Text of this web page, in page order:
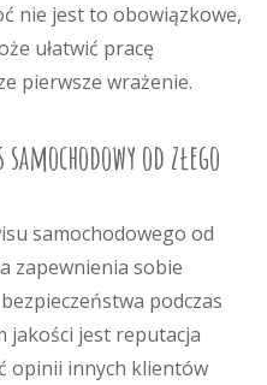
nie jest to obowiązkowe,
ułatwić pracę
pierwsze wrażenie.
od złego
samochodowego od
zapewnienia sobie
podczas
jakości jest reputacja
opinii innych klientów